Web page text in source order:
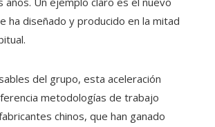
ha diseñado y producido en la mitad
del grupo, esta aceleración
metodologías de trabajo
chinos, que han ganado